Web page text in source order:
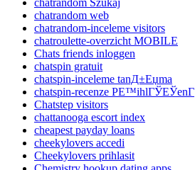
chatrandom web
chatrandom-inceleme visitors
chatroulette-overzicht MOBILE
Chats friends inloggen
chatspin gratuit
chatspin-inceleme tanД±Еџma
chatspin-recenze PЕ™ihlГЎЕЎenГ­
Chatstep visitors
chattanooga escort index
cheapest payday loans
cheekylovers accedi
Cheekylovers prihlasit